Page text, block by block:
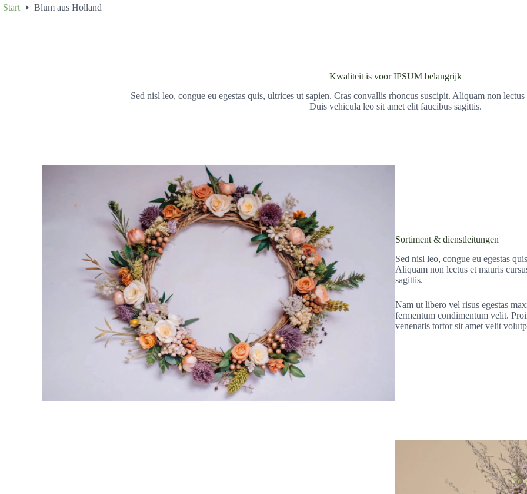
Start Blum aus Holland
Kwaliteit is voor IPSUM belangrijk
Sed nisl leo, congue eu egestas quis, ultrices ut sapien. Cras convallis rhoncus suscipit. Aliquam non
Duis vehicula leo sit amet elit faucibus sagittis.
Sortiment & dienstleitungen
Sed nisl leo, congue eu egestas
Aliquam non lectus et mauris
sagittis.
Nam ut libero vel risus egestas
fermentum condimentum velit.
venenatis tortor sit amet velit